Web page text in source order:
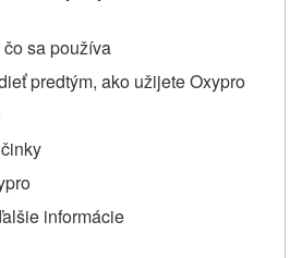
sa používa
predtým, ako užijete Oxypro
informácie